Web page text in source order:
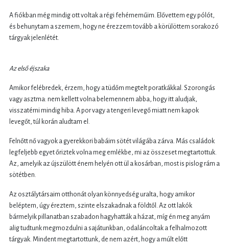
A fiókban még mindig ott voltak a régi fehérneműim. Elővettem egy pólót,
és behunytam a szemem, hogy ne érezzem tovább a körülöttem sorakozó
tárgyak jelenlétét.
Az első éjszaka
Amikor felébredek, érzem, hogy a tüdőm megtelt poratkákkal. Szorongás
vagy asztma: nem kellett volna belemennem abba, hogy itt aludjak,
visszatérni mindig hiba. A por vagy a tengeri levegő miatt nem kapok
levegőt, túl korán aludtam el.
Felnőtt nő vagyok a gyerekkori babáim sötét világába zárva. Más családok
legfeljebb egyet őriztek volna meg emlékbe, mi az összeset megtartottuk.
Az, amelyik az újszülött énem helyén ott ül a kosárban, most is pislog rám a
sötétben.
Az osztálytársaim otthonát olyan könnyedség uralta, hogy amikor
beléptem, úgy éreztem, szinte elszakadnak a földtől. Az ott lakók
bármelyik pillanatban szabadon hagyhatták a házat, míg én meg anyám
alig tudtunk megmozdulni a sajátunkban, odaláncoltak a felhalmozott
tárgyak. Mindent megtartottunk, de nem azért, hogy a múlt előtt